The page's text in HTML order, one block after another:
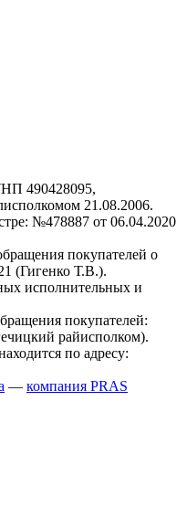
490428095,
21.08.2006.
№478887 от 06.04.2020
покупателей о
(Гигенко Т.В.).
исполнительных и
покупателей:
райисполком).
по адресу:
— компания PRAS